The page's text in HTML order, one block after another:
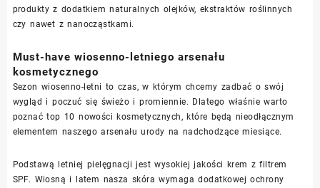
produkty z dodatkiem naturalnych olejków, ekstraktów roślinnych
czy nawet z nanocząstkami.
Must-have wiosenno-letniego arsenału
kosmetycznego
Sezon wiosenno-letni to czas, w którym chcemy zadbać o swój
wygląd i poczuć się świeżo i promiennie. Dlatego właśnie warto
poznać top 10 nowości kosmetycznych, które będą nieodłącznym
elementem naszego arsenału urody na nadchodzące miesiące.
Podstawą letniej pielęgnacji jest wysokiej jakości krem z filtrem
SPF. Wiosną i latem nasza skóra wymaga dodatkowej ochrony